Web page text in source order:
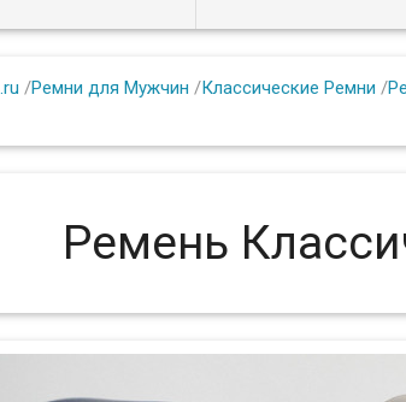
/Ремни для Мужчин /Классические Ремни /
Ремень